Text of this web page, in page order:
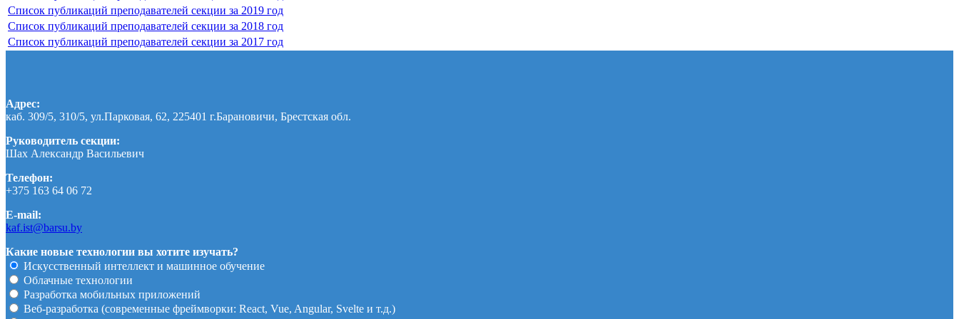
Список публикаций преподавателей секции за 2019 год
Список публикаций преподавателей секции за 2018 год
Список публикаций преподавателей секции за 2017 год
Адрес:
каб. 309/5, 310/5, ул.Парковая, 62, 225401 г.Барановичи, Брестская обл.
Руководитель секции:
Шах Александр Васильевич
Телефон:
+375 163 64 06 72
E-mail:
kaf.ist@barsu.by
Какие новые технологии вы хотите изучать?
Искусственный интеллект и машинное обучение
Облачные технологии
Разработка мобильных приложений
Веб-разработка (современные фреймворки: React, Vue, Angular, Svelte и т.д.)